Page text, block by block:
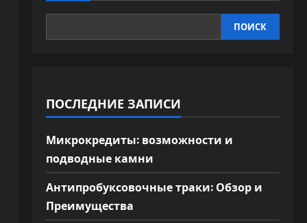
ПОИСК
ПОСЛЕДНИЕ ЗАПИСИ
Микрокредиты: возможности и
подводные камни
Антипробуксовочные траки: Обзор и
Преимущества